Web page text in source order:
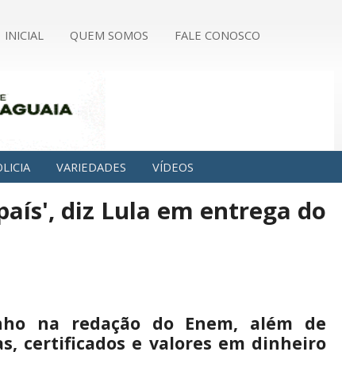
INICIAL QUEM SOMOS FALE CONOSCO
VARIEDADES VÍDEOS
diz Lula em entrega do
na redação do Enem, além de
certificados e valores em dinheiro